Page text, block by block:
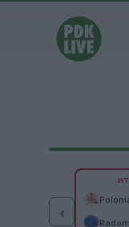
‹
Polonia Warszawa 1
Chorzów 1
HT